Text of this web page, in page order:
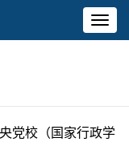
党校（国家行政学